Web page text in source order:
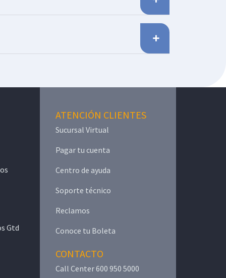
Gtd
ATENCIÓN CLIENTES
Sucursal Virtual
Pagar tu cuenta
Centro de ayuda
Soporte técnico
Reclamos
Conoce tu Boleta
CONTACTO
Call Center 600 950 5000